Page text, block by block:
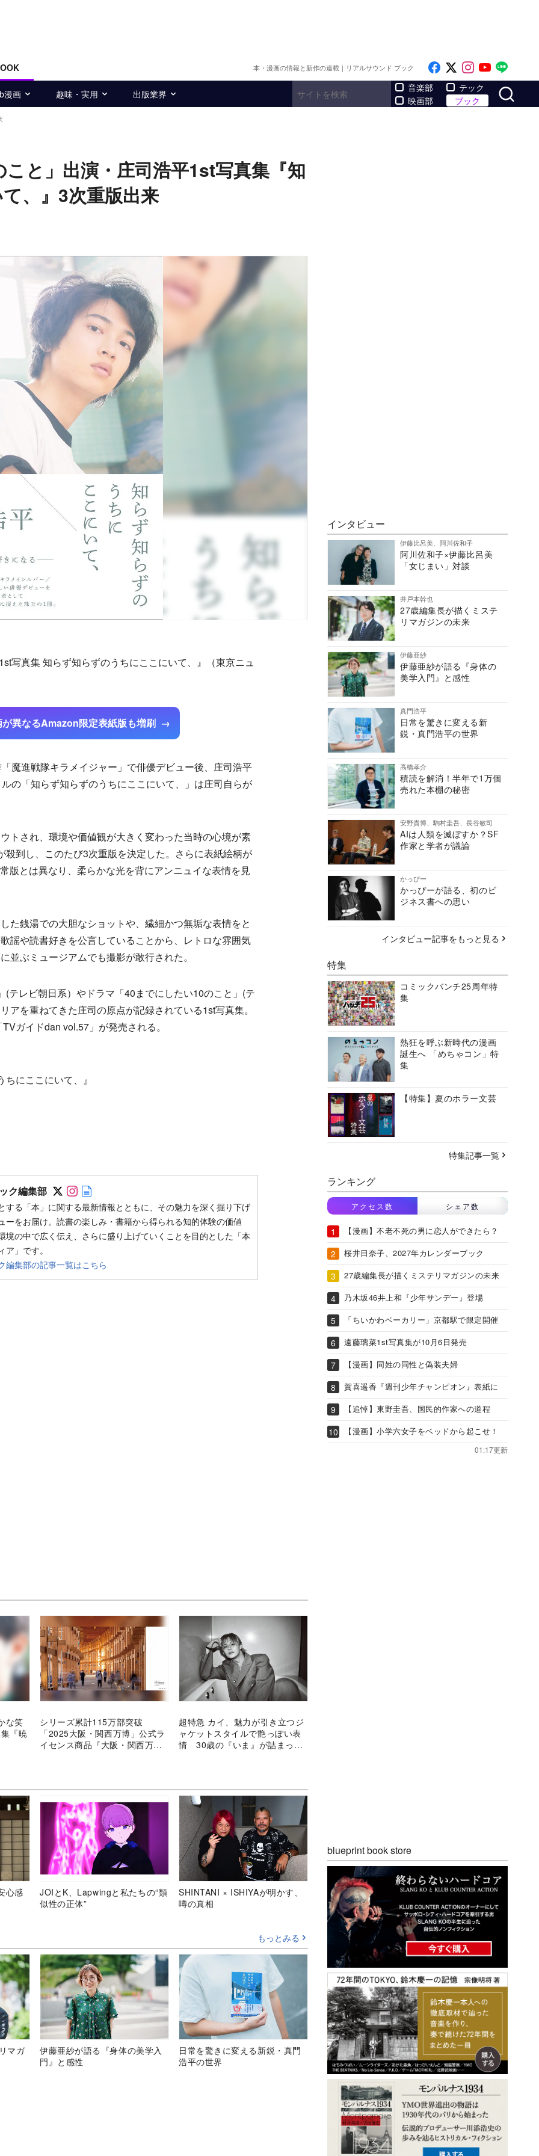
本・漫画の情報と新作の連載｜リアルサウンド ブック Like on Facebook
Follow on x
Follow on
Follow
漫画 趣味・実用 出版業界
音楽部
映画部
テック
ブック
と」出演・庄司浩平1st写真集『知
、』3次重版出来
真集 知らず知らずのうちにここにいて、』（東京ニュ
異なるAmazon限定表紙版も増刷
進戦隊キラメイジャー」で俳優デビュー後、庄司浩平
の「知らず知らずのうちにここにいて、」は庄司自らが
され、環境や価値観が大きく変わった当時の心境が素
到し、このたび3次重版を決定した。さらに表紙絵柄が
版とは異なり、柔らかな光を背にアンニュイな表情を見
銭湯での大胆なショットや、繊細かつ無垢な表情をと
謡や読書好きを公言していることから、レトロな雰囲気
並ぶミュージアムでも撮影が敢行された。
レビ朝日系）やドラマ「40までにしたい10のこと」(テ
アを重ねてきた庄司の原点が記録されている1st写真集。
ガイドdan vol.57」が発売される。
にここにいて、』
ク編集部 Follow on SNS
Follow on SNS
する「本」に関する最新情報とともに、その魅力を深く掘り下げ
ーをお届け。読書の楽しみ・書籍から得られる知的体験の価値
境の中で広く伝え、さらに盛り上げていくことを目的とした「本
」です。
編集部の記事一覧はこちら
な笑
『暁
シリーズ累計115万部突破
「2025大阪・関西万博」公式ラ
イセンス商品『大阪・関西万博
超特急 カイ、魅力が引き立つジ
ャケットスタイルで艶っぽい表
情 30歳の『いま』が詰まった
心感
JOIとK、Lapwingと私たちの“類
似性の正体”
SHINTANI × ISHIYAが明かす、
噂の真相
もっとみる
マガ
伊藤亜紗が語る『身体の美学入
門』と感性
日常を驚きに変える新鋭・真門
浩平の世界
インタビュー
伊藤比呂美、阿川佐和子
阿川佐和子×伊藤比呂美
「女じまい」対談
井戸本幹也
27歳編集長が描くミステ
リマガジンの未来
伊藤亜紗
伊藤亜紗が語る『身体の
美学入門』と感性
真門浩平
日常を驚きに変える新
鋭・真門浩平の世界
高橋孝介
積読を解消！半年で1万個
売れた本棚の秘密
安野貴博、駒村圭吾、長谷敏司
AIは人類を滅ぼすか？SF
作家と学者が議論
かっぴー
かっぴーが語る、初のビ
ジネス書への思い
インタビュー記事をもっと見る
特集
コミックバンチ25周年特
集
熱狂を呼ぶ新時代の漫画
誕生へ 「めちゃコン」特
集
【特集】夏のホラー文芸
特集記事一覧
ランキング
アクセス数 シェア数
【漫画】不老不死の男に恋人ができたら？
桜井日奈子、2027年カレンダーブック
27歳編集長が描くミステリマガジンの未来
乃木坂46井上和『少年サンデー』登場
「ちいかわベーカリー」京都駅で限定開催
遠藤璃菜1st写真集が10月6日発売
【漫画】同姓の同性と偽装夫婦
賀喜遥香『週刊少年チャンピオン』表紙に
【追悼】東野圭吾、国民的作家への道程
【漫画】小学六女子をベッドから起こせ！
01:17更新
blueprint book store